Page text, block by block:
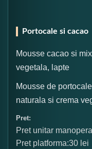
Portocale si cacao
Mousse cacao si
vegetala, lapte
Mousse de
naturala si crema
Pret:
Pret unitar
Pret platforma:30 lei